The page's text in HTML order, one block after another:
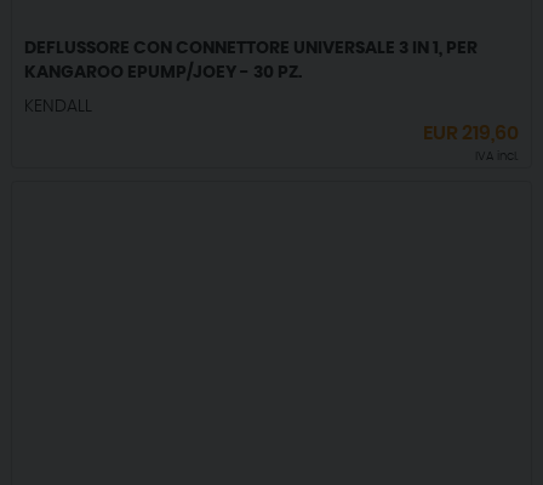
DEFLUSSORE CON CONNETTORE UNIVERSALE 3 IN 1, PER
KANGAROO EPUMP/JOEY - 30 PZ.
KENDALL
EUR 219,60
IVA incl.